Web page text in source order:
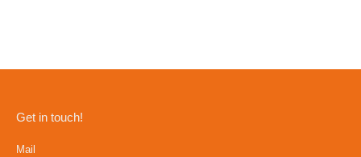
Get in touch!
Mail